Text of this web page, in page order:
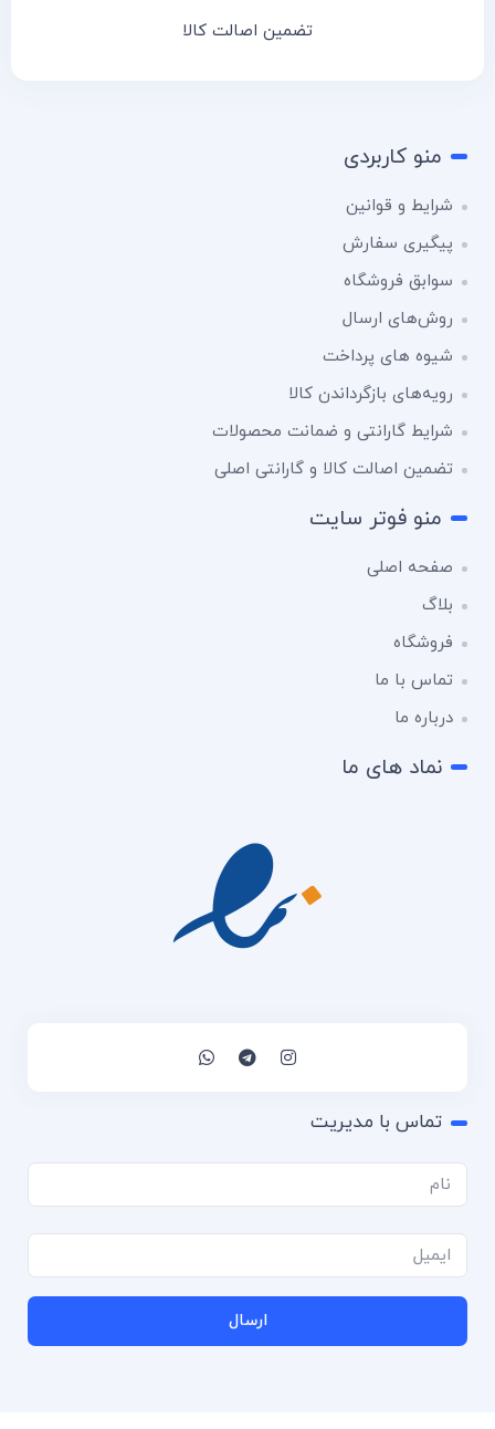
تضمین اصالت کالا
منو کاربردی
شرایط و قوانین
پیگیری سفارش
سوابق فروشگاه
روش‌های ارسال
شیوه های پرداخت
رویه‌های بازگرداندن کالا
شرایط گارانتی و ضمانت محصولات
تضمین اصالت کالا و گارانتی اصلی
منو فوتر سایت
صفحه اصلی
بلاگ
فروشگاه
تماس با ما
درباره ما
نماد های ما
تماس با مدیریت
ارسال